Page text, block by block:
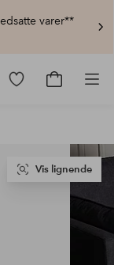
varer**
Gå
Gå
Vis lignende